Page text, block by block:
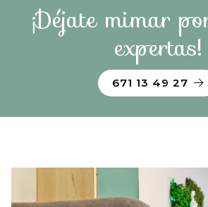
¡Déjate mimar
expertas!
671 13 49 27